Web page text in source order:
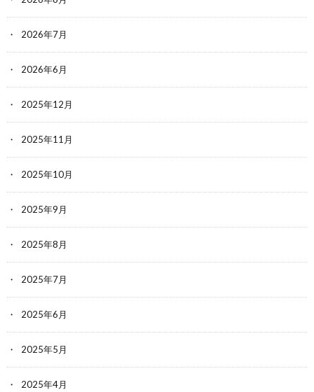
2026年7月
2026年6月
2025年12月
2025年11月
2025年10月
2025年9月
2025年8月
2025年7月
2025年6月
2025年5月
2025年4月